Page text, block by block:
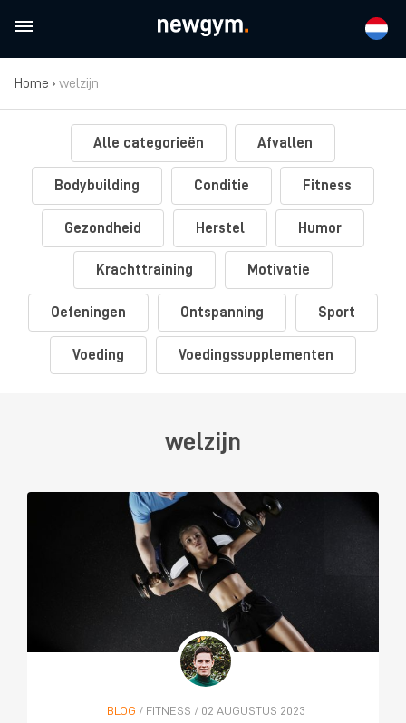
Home › welzijn
Alle categorieën Afvallen
Bodybuilding Conditie Fitness
Gezondheid Herstel Humor
Krachttraining Motivatie
Oefeningen Ontspanning Sport
Voeding Voedingssupplementen
welzijn
BLOG / FITNESS / 02 AUGUSTUS 2023